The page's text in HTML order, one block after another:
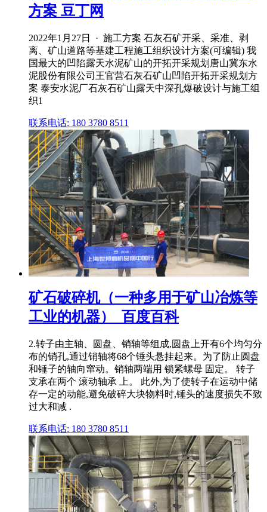
方案 豆丁网
2022年1月27日 · 施工方案 石灰石矿开采、采准、剥
离、矿山道路等基建工程施工组织设计方案(可编辑) 我
国最大的凹陷露天水泥矿山的开拓开采规划唐山冀东水
泥股份有限公司王官营石灰石矿山凹陷开拓开采规划方
案 泰安水泥厂石灰石矿山露天中深孔爆破设计与施工组
织1
联系电话: 180 3780 8511
矿石破碎机（一种多用于矿山冶炼等
工业的机器）_百度百科
2.转子由主轴、圆盘、销轴等组成,圆盘上开有6个均匀分
布的销孔,通过销轴将68个锤头悬挂起来。为了防止圆盘
和锤子的轴向窜动。销轴两端用 锁紧螺母 固定。 转子
支承在两个 滚动轴承 上。 此外,为了使转子在运动中储
存一定的动能,避免破碎大块物料时,锤头的速度损失不致
过大和减 .
联系电话: 180 3780 8511